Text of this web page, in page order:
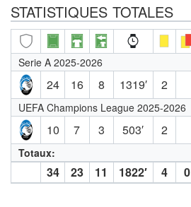
STATISTIQUES TOTALES
Serie A 2025-2026
24 16 8 1319′ 2
UEFA Champions League 2025-2026
10 7 3 503′ 2
Totaux:
34 23 11 1822′ 4 0